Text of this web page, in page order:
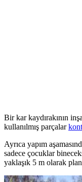
Bir kar kaydırakının
kullanılmış parçalar
Ayrıca yapım
sadece çocuklar
yaklaşık 5 m olarak